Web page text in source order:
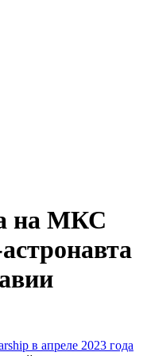
на МКС
в апреле 2023 года